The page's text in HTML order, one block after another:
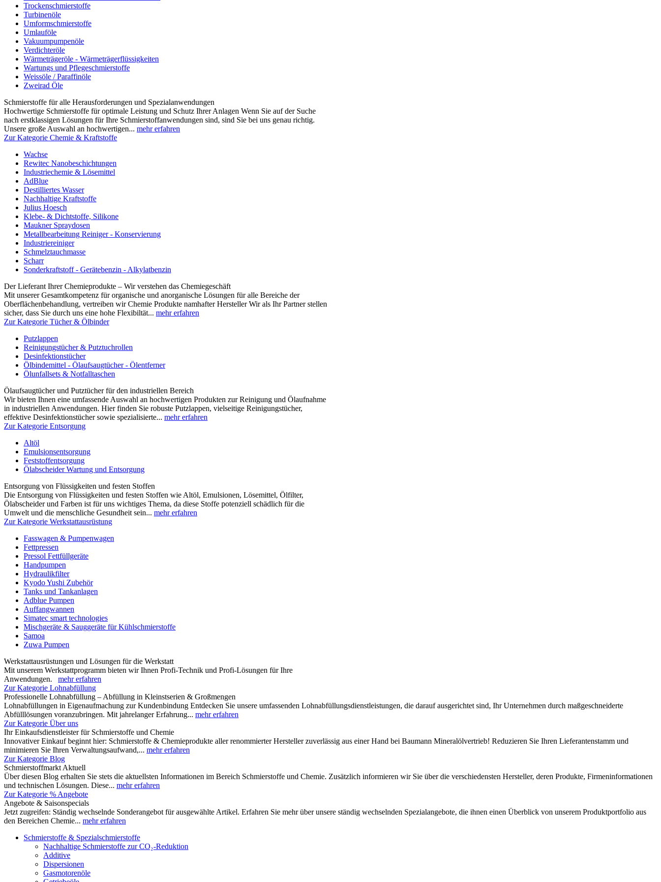
Trockenschmierstoffe
Turbinenöle
Umformschmierstoffe
Umlauföle
Vakuumpumpenöle
Verdichteröle
Wärmeträgeröle - Wärmeträgerflüssigkeiten
Wartungs und Pflegeschmierstoffe
Weissöle / Paraffinöle
Zweirad Öle
Schmierstoffe für alle Herausforderungen und Spezialanwendungen
Hochwertige Schmierstoffe für optimale Leistung und Schutz Ihrer Anlagen Wenn Sie auf der Suche
nach erstklassigen Lösungen für Ihre Schmierstoffanwendungen sind, sind Sie bei uns genau richtig.
Unsere große Auswahl an hochwertigen... mehr erfahren
Zur Kategorie Chemie & Kraftstoffe
Wachse
Rewitec Nanobeschichtungen
Industriechemie & Lösemittel
AdBlue
Destilliertes Wasser
Nachhaltige Kraftstoffe
Julius Hoesch
Klebe- & Dichtstoffe, Silikone
Maukner Spraydosen
Metallbearbeitung Reiniger - Konservierung
Industriereiniger
Schmelztauchmasse
Scharr
Sonderkraftstoff - Gerätebenzin - Alkylatbenzin
Der Lieferant Ihrer Chemieprodukte – Wir verstehen das Chemiegeschäft
Mit unserer Gesamtkompetenz für organische und anorganische Lösungen für alle Bereiche der
Oberflächenbehandlung, vertreiben wir Chemie Produkte namhafter Hersteller Wir als Ihr Partner stellen
sicher, dass Sie durch uns eine hohe Flexibiltät... mehr erfahren
Zur Kategorie Tücher & Ölbinder
Putzlappen
Reinigungstücher & Putztuchrollen
Desinfektionstücher
Ölbindemittel - Ölaufsaugtücher - Ölentferner
Ölunfallsets & Notfalltaschen
Ölaufsaugtücher und Putztücher für den industriellen Bereich
Wir bieten Ihnen eine umfassende Auswahl an hochwertigen Produkten zur Reinigung und Ölaufnahme
in industriellen Anwendungen. Hier finden Sie robuste Putzlappen, vielseitige Reinigungstücher,
effektive Desinfektionstücher sowie spezialisierte... mehr erfahren
Zur Kategorie Entsorgung
Altöl
Emulsionsentsorgung
Feststoffentsorgung
Ölabscheider Wartung und Entsorgung
Entsorgung von Flüssigkeiten und festen Stoffen
Die Entsorgung von Flüssigkeiten und festen Stoffen wie Altöl, Emulsionen, Lösemittel, Ölfilter,
Ölabscheider und Farben ist für uns wichtiges Thema, da diese Stoffe potenziell schädlich für die
Umwelt und die menschliche Gesundheit sein... mehr erfahren
Zur Kategorie Werkstattausrüstung
Fasswagen & Pumpenwagen
Fettpressen
Pressol Fettfüllgeräte
Handpumpen
Hydraulikfilter
Kyodo Yushi Zubehör
Tanks und Tankanlagen
Adblue Pumpen
Auffangwannen
Simatec smart technologies
Mischgeräte & Sauggeräte für Kühlschmierstoffe
Samoa
Zuwa Pumpen
Werkstattausrüstungen und Lösungen für die Werkstatt
Mit unserem Werkstattprogramm bieten wir Ihnen Profi-Technik und Profi-Lösungen für Ihre
Anwendungen. mehr erfahren
Zur Kategorie Lohnabfüllung
Professionelle Lohnabfüllung – Abfüllung in Kleinstserien & Großmengen
Lohnabfüllungen in Eigenaufmachung zur Kundenbindung Entdecken Sie unsere umfassenden Lohnabfüllungsdienstleistungen, die darauf ausgerichtet sind, Ihr Unternehmen durch maßgeschneiderte
Abfülllösungen voranzubringen. Mit jahrelanger Erfahrung... mehr erfahren
Zur Kategorie Über uns
Ihr Einkaufsdienstleister für Schmierstoffe und Chemie
Innovativer Einkauf beginnt hier: Schmierstoffe & Chemieprodukte aller renommierter Hersteller zuverlässig aus einer Hand bei Baumann Mineralölvertrieb! Reduzieren Sie Ihren Lieferantenstamm und
minimieren Sie Ihren Verwaltungsaufwand,... mehr erfahren
Zur Kategorie Blog
Schmierstoffmarkt Aktuell
Über diesen Blog erhalten Sie stets die aktuellsten Informationen im Bereich Schmierstoffe und Chemie. Zusätzlich informieren wir Sie über die verschiedensten Hersteller, deren Produkte, Firmeninformationen
und technischen Lösungen. Diese... mehr erfahren
Zur Kategorie % Angebote
Angebote & Saisonspecials
Jetzt zugreifen: Ständig wechselnde Sonderangebot für ausgewählte Artikel. Erfahren Sie mehr über unsere ständig wechselnden Spezialangebote, die ihnen einen Überblick von unserem Produktportfolio aus
den Bereichen Chemie... mehr erfahren
Schmierstoffe & Spezialschmierstoffe
Nachhaltige Schmierstoffe zur CO₂-Reduktion
Additive
Dispersionen
Gasmotorenöle